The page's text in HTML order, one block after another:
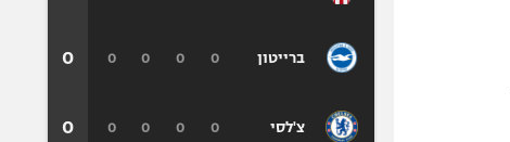
ברייטון
צ'לסי
0
0
0
0
0
0
0
0
0
0